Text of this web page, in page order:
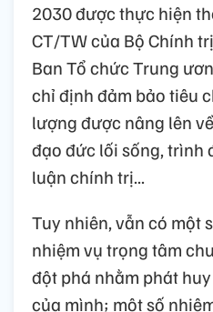
2030 được thực hiện
CT/TW của Bộ Chính
Ban Tổ chức Trung
chỉ định đảm bảo tiêu
lượng được nâng lên
đạo đức lối sống, trình
luận chính trị...
Tuy nhiên, vẫn có một
nhiệm vụ trọng tâm
đột phá nhằm phát
của mình; một số